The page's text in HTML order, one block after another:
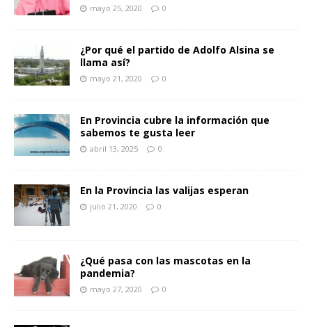
mayo 25, 2020 0
¿Por qué el partido de Adolfo Alsina se
llama así?
mayo 21, 2020 0
En Provincia cubre la información que
sabemos te gusta leer
abril 13, 2025 0
En la Provincia las valijas esperan
julio 21, 2020 0
¿Qué pasa con las mascotas en la
pandemia?
mayo 27, 2020 0